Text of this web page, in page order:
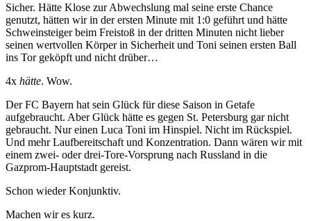
Sicher. Hätte Klose zur Abwechslung mal seine erste Chance
genutzt, hätten wir in der ersten Minute mit 1:0 geführt und hätte
Schweinsteiger beim Freistoß in der dritten Minuten nicht lieber
seinen wertvollen Körper in Sicherheit und Toni seinen ersten Ball
ins Tor geköpft und nicht drüber…
4x hätte. Wow.
Der FC Bayern hat sein Glück für diese Saison in Getafe
aufgebraucht. Aber Glück hätte es gegen St. Petersburg gar nicht
gebraucht. Nur einen Luca Toni im Hinspiel. Nicht im Rückspiel.
Und mehr Laufbereitschaft und Konzentration. Dann wären wir mit
einem zwei- oder drei-Tore-Vorsprung nach Russland in die
Gazprom-Hauptstadt gereist.
Schon wieder Konjunktiv.
Machen wir es kurz.